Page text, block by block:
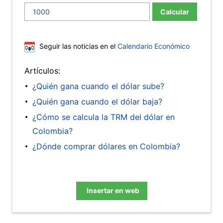
Calcular
Seguir las noticias en el Calendario Económico
Artículos:
¿Quién gana cuando el dólar sube?
¿Quién gana cuando el dólar baja?
¿Cómo se calcula la TRM del dólar en
Colombia?
¿Dónde comprar dólares en Colombia?
Insertar en web